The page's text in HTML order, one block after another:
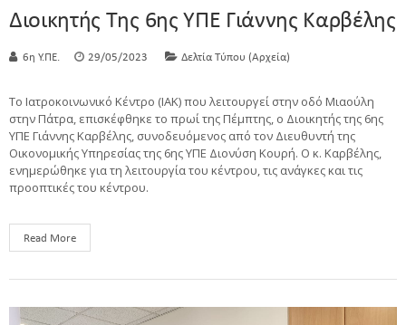
Διοικητής Της 6ης ΥΠΕ Γιάννης Καρβέλης
6η Υ.ΠΕ. 29/05/2023 Δελτία Τύπου (Αρχεία)
Το Iατροκοινωνικό Κέντρο (ΙΑΚ) που λειτουργεί στην οδό Μιαούλη
στην Πάτρα, επισκέφθηκε το πρωί της Πέμπτης, ο Διοικητής της 6ης
ΥΠΕ Γιάννης Καρβέλης, συνοδευόμενος από τον Διευθυντή της
Οικονομικής Υπηρεσίας της 6ης ΥΠΕ Διονύση Κουρή. Ο κ. Καρβέλης,
ενημερώθηκε για τη λειτουργία του κέντρου, τις ανάγκες και τις
προοπτικές του κέντρου.
Read More